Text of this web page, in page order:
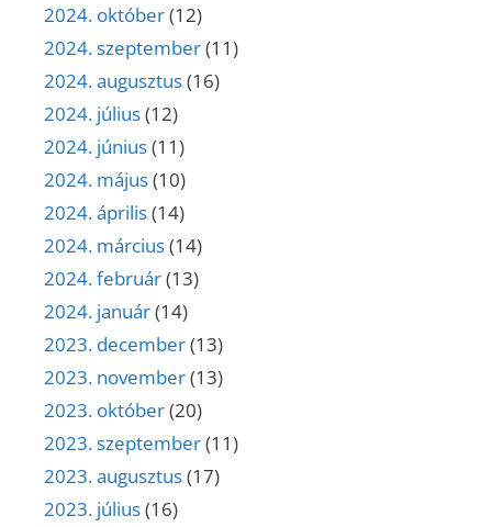
2024. október(12)
2024. szeptember(11)
2024. augusztus(16)
2024. július(12)
2024. június(11)
2024. május(10)
2024. április(14)
2024. március(14)
2024. február(13)
2024. január(14)
2023. december(13)
2023. november(13)
2023. október(20)
2023. szeptember(11)
2023. augusztus(17)
2023. július(16)